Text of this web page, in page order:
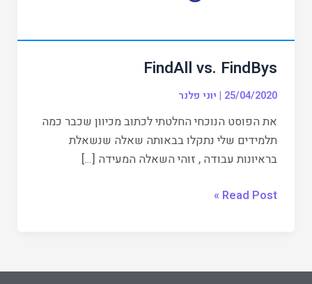
FindAll vs. FindBys
25/04/2020
| יוני פלנר
את הפוסט הנוכחי החלטתי לכתוב מכיוון שכבר כמה
תלמידים שלי נתקלו בבאותה שאלה שנשאלת
בראיונות עבודה , זוהי השאלה המעידה […]
Read Post »